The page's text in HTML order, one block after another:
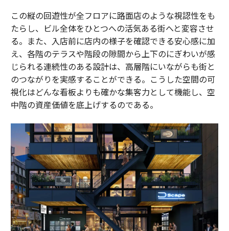
この縦の回遊性が全フロアに路面店のような視認性をも
たらし、ビル全体をひとつへの活気ある街へと変容させ
る。また、入店前に店内の様子を確認できる安心感に加
え、各階のテラスや階段の隙間から上下のにぎわいが感
じられる連続性のある設計は、高層階にいながらも街と
のつながりを実感することができる。こうした空間の可
視化はどんな看板よりも確かな集客力として機能し、空
中階の資産価値を底上げするのである。